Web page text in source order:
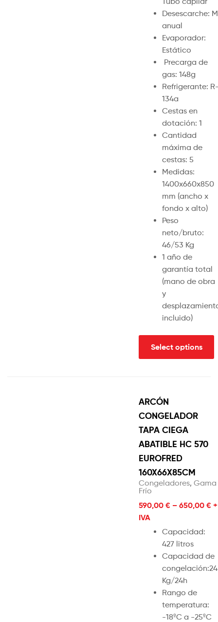
Desescarche: M
anual
Evaporador:
Estático
Precarga de
gas: 148g
Refrigerante:
134a
Cestas en
dotación: 1
Cantidad
máxima de
cestas: 5
Medidas:
1400x660x850
mm (ancho x
fondo x alto)
Peso
neto/bruto:
46/53 Kg
1 año de
garantía total
(mano de obra
y
incluido)
Select options
ARCÓN
CONGELADOR
TAPA CIEGA
ABATIBLE HC 570
EUROFRED
160X66X85CM
Congeladores, Gama
Frío
590,00 € – 650,00 € +
IVA
Capacidad:
427 litros
Capacidad de
congelación:24
Kg/24h
Rango de
temperatura:
-18ºC a -25ºC